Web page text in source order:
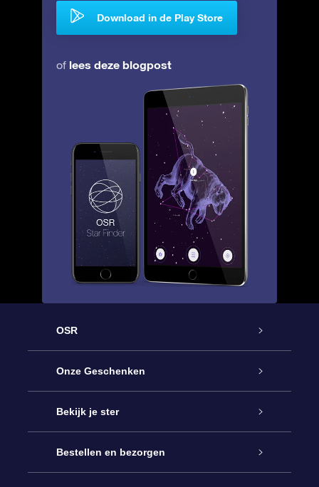
Download in de Play Store
of lees deze blogpost
OSR
Service
Contact
Blog
Onze Geschenken
Online Star Gift
OSR Cadeaupakket
Bekijk je ster
Sterrenregister
Bestellen en bezorgen